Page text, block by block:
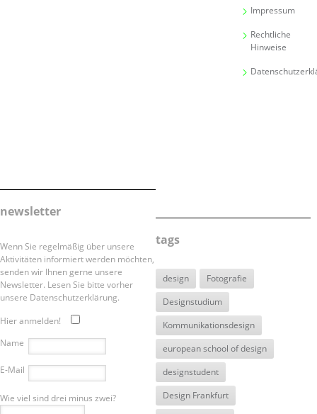
Impressum
Rechtliche
Hinweise
newsletter
Wenn Sie regelmäßig über unsere
Aktivitäten informiert werden möchten,
senden wir Ihnen gerne unsere
Newsletter. Lesen Sie bitte vorher
unsere Datenschutzerklärung.
Hier anmelden!
Name
E-Mail
Wie viel sind drei minus zwei?
tags
design
Fotografie
Designstudium
Kommunikationsdesign
european school of design
designstudent
Design Frankfurt